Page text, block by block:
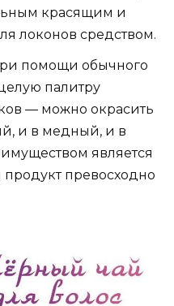
красящим и
локонов средством.
помощи обычного
палитру
— можно окрасить
и в медный, и в
является
продукт превосходно